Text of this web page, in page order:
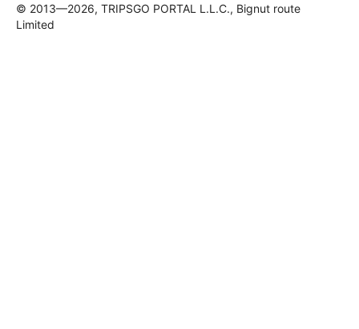
© 2013—2026, TRIPSGO PORTAL L.L.C., Bignut route
Limited